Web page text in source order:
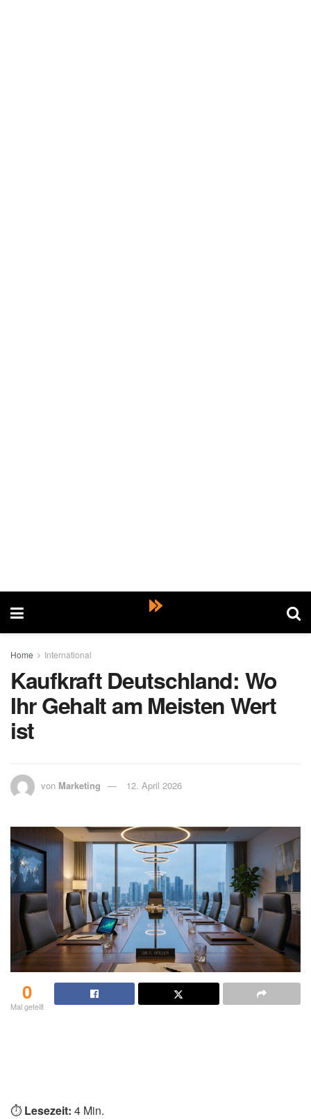
Home International
Kaufkraft Deutschland: Wo
Ihr Gehalt am Meisten Wert
ist
von Marketing 12. April 2026
0
Mal geteilt
⏱️ Lesezeit: 4 Min.